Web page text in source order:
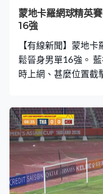
蒙地卡羅網球精英
16強
【有線新聞】蒙地
鬆晉身男單16強。
時上網、甚麼位置截
拿奪冠，艾卡拉斯說
好自己。第7局連取
季泥地22勝1負，艾
盤兩度破發，決勝
打入16強。 黑色褲
對法國主場出擊的亨